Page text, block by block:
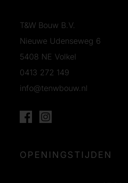
T&W Bouw B.V.
Nieuwe Udenseweg 6
5408 NE Volkel
0413 272 149
info@tenwbouw.nl
OPENINGSTIJDEN